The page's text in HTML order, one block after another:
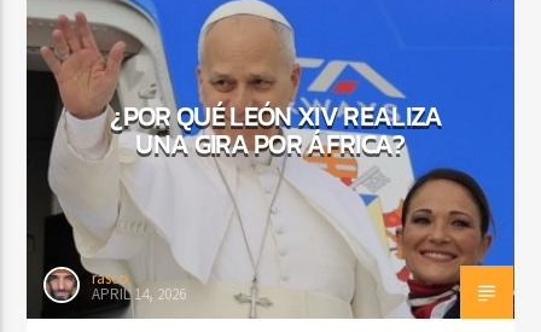
¿POR QUÉ LEÓN XIV REALIZA
UNA GIRA POR ÁFRICA?
rasco
APRIL 14, 2026